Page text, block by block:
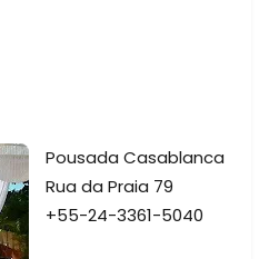
Pousada Casablanca
Rua da Praia 79
+55-24-3361-5040